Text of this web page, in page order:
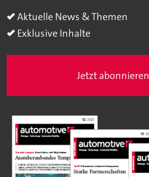
Aktuelle News & Themen
Exklusive Inhalte
Jetzt abonnieren